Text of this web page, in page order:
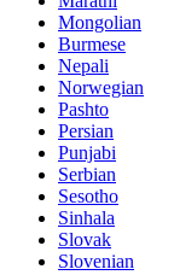
Mongolian
Burmese
Nepali
Norwegian
Pashto
Persian
Punjabi
Serbian
Sesotho
Sinhala
Slovak
Slovenian